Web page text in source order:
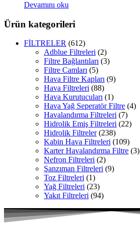
Devamını oku
Ürün kategorileri
FİLTRELER (612)
Adblue Filtreleri (2)
Filtre Bağlantıları (3)
Filtre Camları (5)
Hava Filtre Kapları (9)
Hava Filtreleri (88)
Hava Kurutucuları (1)
Hava Yağ Seperatör Filtre (4)
Havalandırma Filtreleri (7)
Hidrolik Emiş Filtreleri (22)
Hidrolik Filtreler (238)
Kabin Hava Filtreleri (109)
Karter Havalandırma Filtre (3)
Nefron Filtreleri (2)
Şanzıman Filtreleri (9)
Toz Filtreleri (1)
Yağ Filtreleri (23)
Yakıt Filtreleri (94)